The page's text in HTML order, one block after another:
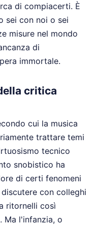
di compiacerti. È
sei con noi o sei
misure nel mondo
di
immortale.
critica
cui la musica
trattare temi
tecnico
snobistico ha
di certi fenomeni
con colleghi
ritornelli così
Ma l'infanzia, o